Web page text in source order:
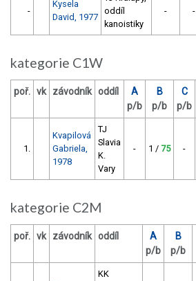
-
Kysela
David, 1977
oddíl
kanoistiky
- -
kategorie C1W
poř. vk závodník oddíl
A
p/b
B
p/b
C
p/b
1.
Kvapilová
Gabriela,
1978
TJ
Slavia
K.
Vary
- 1 / 75 -
kategorie C2M
poř. vk závodník oddíl
A
p/b
B
p/b
KK